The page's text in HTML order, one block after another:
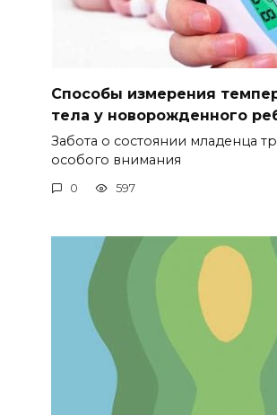
Способы измерения
тела у новорожденного
Забота о состоянии младенца
особого внимания
0 597